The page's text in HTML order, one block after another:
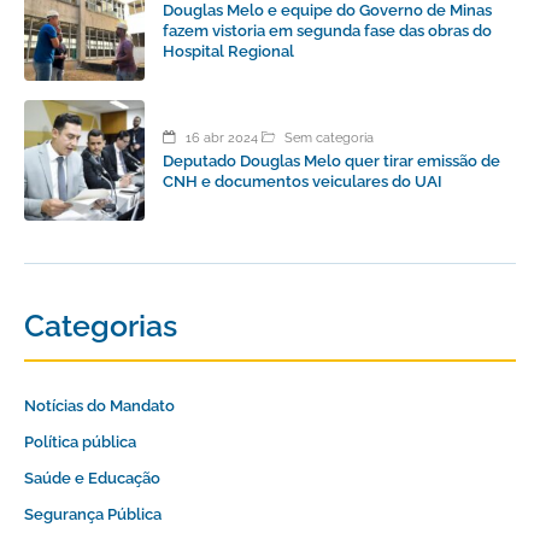
Douglas Melo e equipe do Governo de Minas
fazem vistoria em segunda fase das obras do
Hospital Regional
16 abr 2024 Sem categoria
Deputado Douglas Melo quer tirar emissão de
CNH e documentos veiculares do UAI
Categorias
Notícias do Mandato
Política pública
Saúde e Educação
Segurança Pública